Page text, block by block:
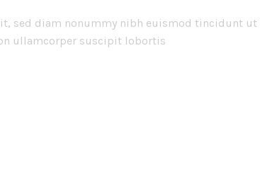
sed diam nonummy nibh euismod tincidunt
ullamcorper suscipit lobortis